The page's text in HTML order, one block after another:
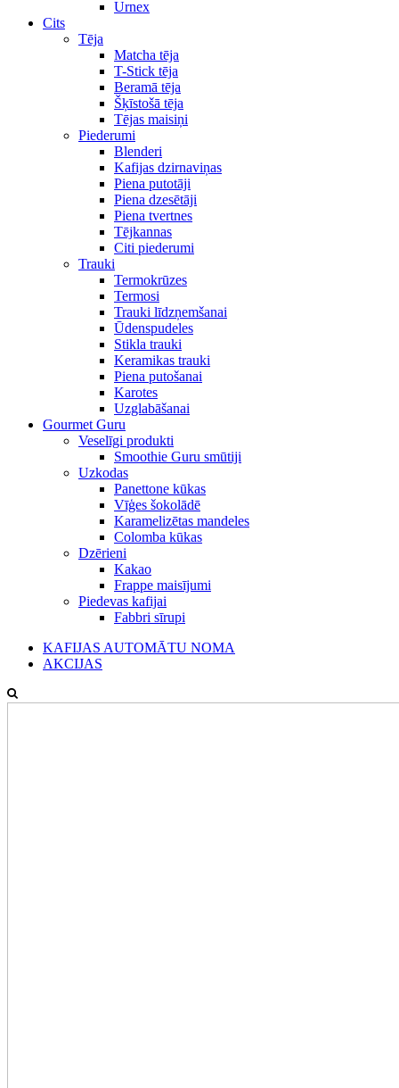
Urnex
Cits
Tēja
Matcha tēja
T-Stick tēja
Beramā tēja
Šķīstošā tēja
Tējas maisiņi
Piederumi
Blenderi
Kafijas dzirnaviņas
Piena putotāji
Piena dzesētāji
Piena tvertnes
Tējkannas
Citi piederumi
Trauki
Termokrūzes
Termosi
Trauki līdzņemšanai
Ūdenspudeles
Stikla trauki
Keramikas trauki
Piena putošanai
Karotes
Uzglabāšanai
Gourmet Guru
Veselīgi produkti
Smoothie Guru smūtiji
Uzkodas
Panettone kūkas
Vīģes šokolādē
Karamelizētas mandeles
Colomba kūkas
Dzērieni
Kakao
Frappe maisījumi
Piedevas kafijai
Fabbri sīrupi
KAFIJAS AUTOMĀTU NOMA
AKCIJAS